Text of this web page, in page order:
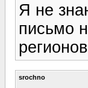
Я не
письмо
srochno